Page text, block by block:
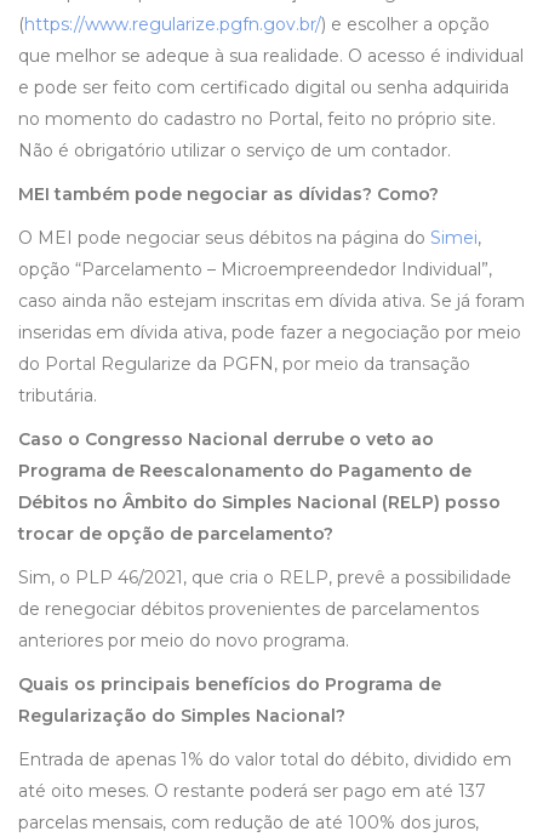
(https://www.regularize.pgfn.gov.br/) e escolher a opção
que melhor se adeque à sua realidade. O acesso é individual
e pode ser feito com certificado digital ou senha adquirida
no momento do cadastro no Portal, feito no próprio site.
Não é obrigatório utilizar o serviço de um contador.
MEI também pode negociar as dívidas? Como?
O MEI pode negociar seus débitos na página do Simei,
opção “Parcelamento – Microempreendedor Individual”,
caso ainda não estejam inscritas em dívida ativa. Se já foram
inseridas em dívida ativa, pode fazer a negociação por meio
do Portal Regularize da PGFN, por meio da transação
tributária.
Caso o Congresso Nacional derrube o veto ao
Programa de Reescalonamento do Pagamento de
Débitos no Âmbito do Simples Nacional (RELP) posso
trocar de opção de parcelamento?
Sim, o PLP 46/2021, que cria o RELP, prevê a possibilidade
de renegociar débitos provenientes de parcelamentos
anteriores por meio do novo programa.
Quais os principais benefícios do Programa de
Regularização do Simples Nacional?
Entrada de apenas 1% do valor total do débito, dividido em
até oito meses. O restante poderá ser pago em até 137
parcelas mensais, com redução de até 100% dos juros,